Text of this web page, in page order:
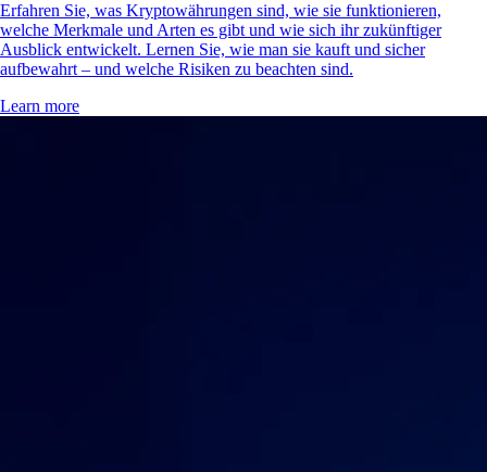
Erfahren Sie, was Kryptowährungen sind, wie sie funktionieren,
welche Merkmale und Arten es gibt und wie sich ihr zukünftiger
Ausblick entwickelt. Lernen Sie, wie man sie kauft und sicher
aufbewahrt – und welche Risiken zu beachten sind.
Learn more